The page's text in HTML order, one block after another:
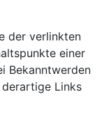
der verlinkten
einer
Bekanntwerden
Links